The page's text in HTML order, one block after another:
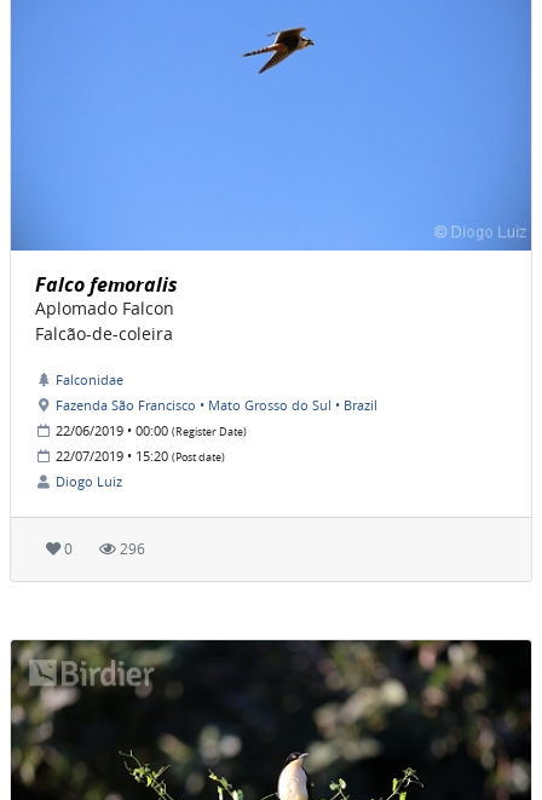
Falco femoralis
Aplomado Falcon
Falcão-de-coleira
Falconidae
Fazenda São Francisco • Mato Grosso do Sul • Brazil
22/06/2019 • 00:00 (Register Date)
22/07/2019 • 15:20 (Post date)
Diogo Luiz
0 296